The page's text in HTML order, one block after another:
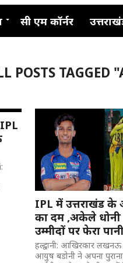
सी एम कॉर्नर
POSTS TAGGED
IPL में उत्तराखंड के
का दम ,अकेले धोनी
उम्मीदों पर फेरा
हल्द्वानी: आखिरकार
आयुष बडोनी ने अपना